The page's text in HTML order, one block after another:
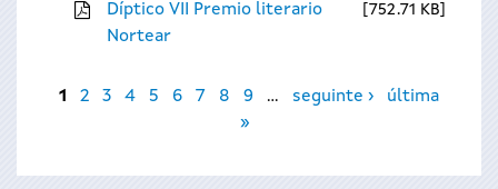
Díptico VII Premio literario
Nortear
752.71 KB
Páxinas
1 2 3 4 5 6 7 8 9 … seguinte ›
última
»